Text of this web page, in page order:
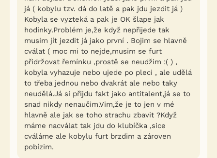
já ( kobylu tzv. dá do latě a pak jdu jezdit já )
Kobyla se vyzteká a pak je OK šlape jak
hodinky.Problém je,že když nepřijede tak
musim jít jezdit já jako první . Bojim se hlavně
cválat ( moc mi to nejde,musim se furt
přidržovat řemínku ,prostě se neudžim :( ) ,
kobyla vyhazuje nebo ujede po pleci , ale udělá
to třeba jednou nebo dvakrát ale nebo taky
neudělá.Já si přijdu fakt jako antitalent,já se to
snad nikdy nenaučim.Vim,že je to jen v mé
hlavně ale jak se toho strachu zbavit ?Když
máme nacválat tak jdu do klubíčka ,sice
cváláme ale kobylu furt brzdim a zároven
pobízim.